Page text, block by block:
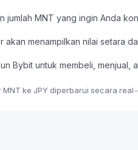
jumlah MNT yang ingin Anda
akan menampilkan nilai setara
Bybit untuk membeli, menjual,
MNT ke JPY diperbarui secara